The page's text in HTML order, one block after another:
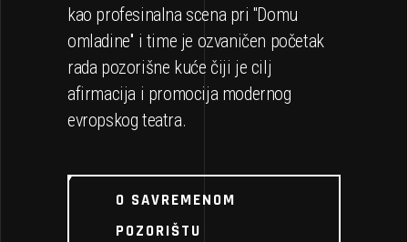
kao profesinalna scena pri ''Domu
omladine'' i time je ozvaničen početak
rada pozorišne kuće čiji je cilj
afirmacija i promocija modernog
evropskog teatra.
O SAVREMENOM
POZORIŠTU